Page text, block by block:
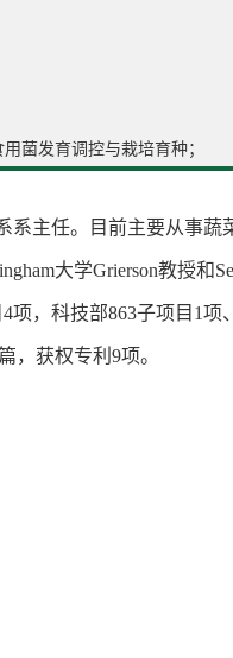
菌发育调控与栽培育种；
系主任。目前主要从事蔬
大学Grierson教授和
，科技部863子项目1项
，获权专利9项。